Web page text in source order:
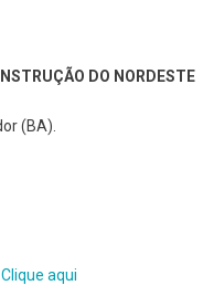
DO NORDESTE
(BA).
Clique aqui